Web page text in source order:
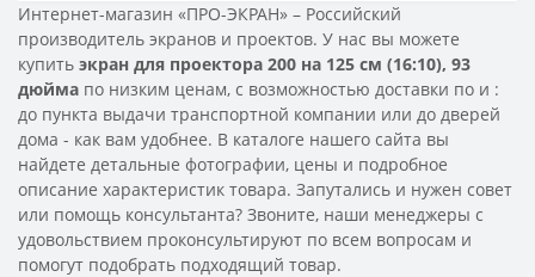
Интернет-магазин «ПРО-ЭКРАН» – Российский
производитель экранов и проектов. У нас вы можете
купить экран для проектора 200 на 125 см (16:10), 93
дюйма по низким ценам, с возможностью доставки по и :
до пункта выдачи транспортной компании или до дверей
дома - как вам удобнее. В каталоге нашего сайта вы
найдете детальные фотографии, цены и подробное
описание характеристик товара. Запутались и нужен совет
или помощь консультанта? Звоните, наши менеджеры с
удовольствием проконсультируют по всем вопросам и
помогут подобрать подходящий товар.